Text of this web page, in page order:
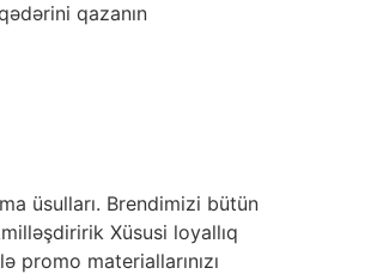
qazanın
üsulları. Brendimizi bütün
Xüsusi loyallıq
materiallarınızı